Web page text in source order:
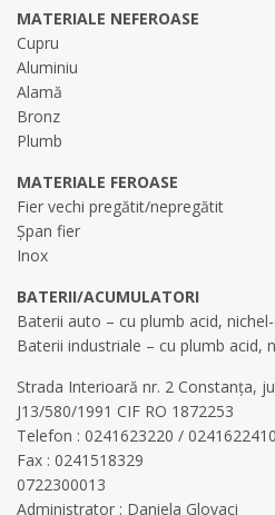
MATERIALE NEFEROASE
Cupru
Aluminiu
Alamă
Bronz
Plumb
MATERIALE FEROASE
Fier vechi pregătit/nepregătit
Șpan fier
Inox
BATERII/ACUMULATORI
Baterii auto – cu plumb acid,
Baterii industriale – cu plumb acid,
Strada Interioară nr. 2 Constanța,
J13/580/1991 CIF RO 1872253
Telefon : 0241623220 / 0241622410
Fax : 0241518329
0722300013
Administrator : Daniela Glovaci